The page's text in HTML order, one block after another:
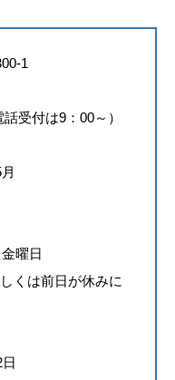
1
受付は9：00～）
曜日
くは前日が休みに